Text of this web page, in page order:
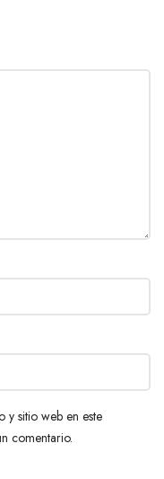
sitio web en este
comentario.